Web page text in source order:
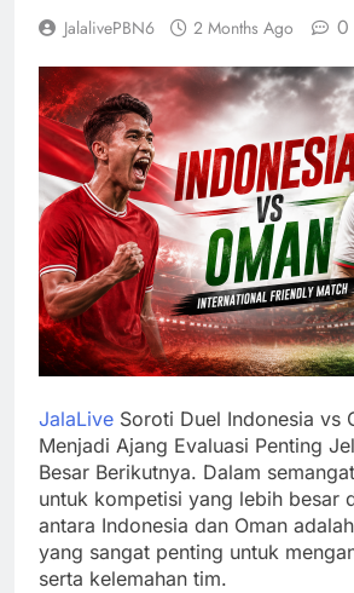
JalalivePBN6 2 Months Ago 0
JalaLive Soroti Duel Indonesia vs
Menjadi Ajang Evaluasi Penting
Besar Berikutnya. Dalam
untuk kompetisi yang lebih besar
antara Indonesia dan Oman
yang sangat penting untuk
serta kelemahan tim.